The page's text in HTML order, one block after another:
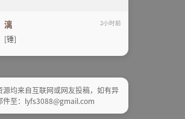
漓 2小时前
[锤]
源均来自互联网或网友投稿，如有异
件至：lyfs3088@gmail.com